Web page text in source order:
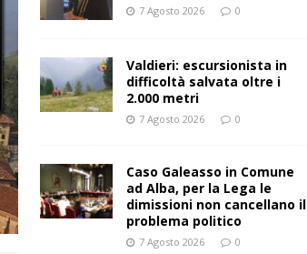
7 Agosto 2026 0
Valdieri: escursionista in
difficoltà salvata oltre i
2.000 metri
7 Agosto 2026 0
Caso Galeasso in Comune
ad Alba, per la Lega le
dimissioni non cancellano il
problema politico
7 Agosto 2026 0